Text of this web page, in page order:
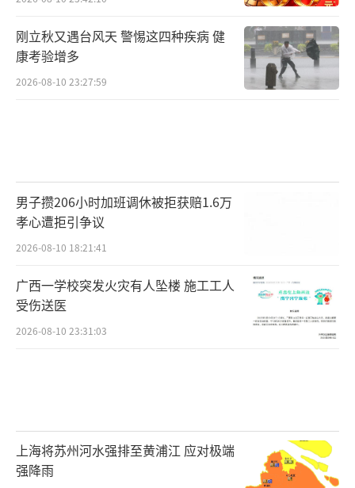
刚立秋又遇台风天 警惕这四种疾病 健
康考验增多
2026-08-10 23:27:59
男子攒206小时加班调休被拒获赔1.6万
孝心遭拒引争议
2026-08-10 18:21:41
广西一学校突发火灾有人坠楼 施工工人
受伤送医
2026-08-10 23:31:03
上海将苏州河水强排至黄浦江 应对极端
强降雨